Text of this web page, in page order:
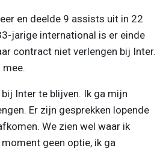
en deelde 9 assists uit in 22
jarige international is er einde
contract niet verlengen bij Inter.
mee.
Inter te blijven. Ik ga mijn
Er zijn gesprekken lopende
We zien wel waar ik
geen optie, ik ga